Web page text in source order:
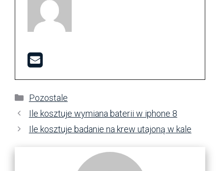
Kategorie
Pozostale
Ile kosztuje wymiana baterii w iphone 8
Ile kosztuje badanie na krew utajoną w kale